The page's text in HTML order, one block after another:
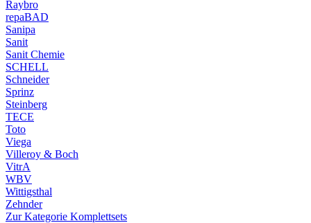
Raybro
repaBAD
Sanipa
Sanit
Sanit Chemie
SCHELL
Schneider
Sprinz
Steinberg
TECE
Toto
Viega
Villeroy & Boch
VitrA
WBV
Wittigsthal
Zehnder
Zur Kategorie Komplettsets